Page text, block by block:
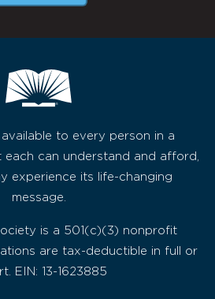
available to every person in a
each can understand and afford,
experience its life-changing
message.
is a 501(c)(3) nonprofit
are tax-deductible in full or
EIN: 13-1623885